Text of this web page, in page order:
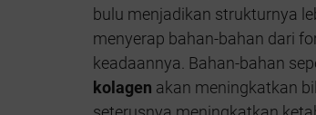
bulu menjadikan strukturnya
menyerap bahan-bahan dari
keadaannya. Bahan-bahan
kolagen akan meningkatkan